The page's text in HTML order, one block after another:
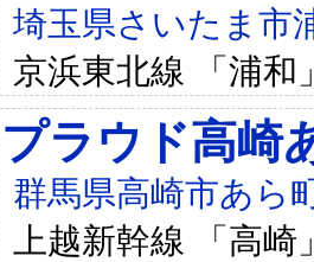
埼玉県さいたま市
京浜東北線 「浦和
プラウド高崎
群馬県高崎市あら
上越新幹線 「高